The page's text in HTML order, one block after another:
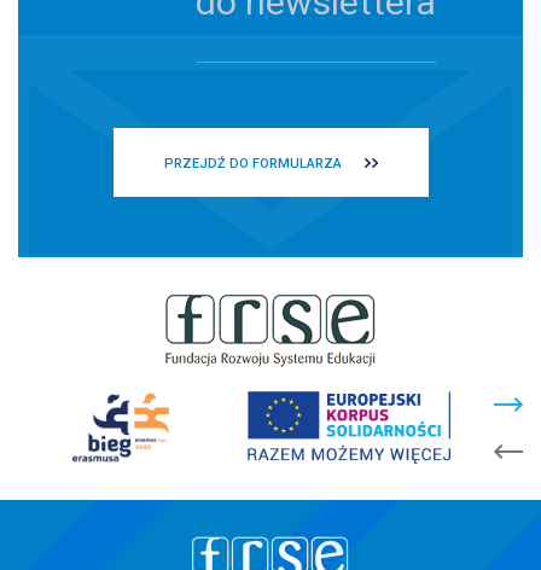
PRZEJDŹ DO FORMULARZA